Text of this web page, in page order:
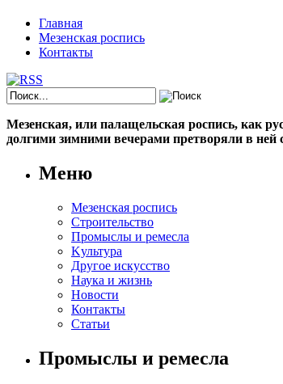
Главная
Мезенская роспись
Контакты
Мезенская, или палащельская роспись, как
долгими зимними вечерами претворяли в ней
Меню
Мезенская роспись
Строительство
Промыслы и ремесла
Kультура
Другое искусство
Наука и жизнь
Новости
Контакты
Статьи
Промыслы и ремесла